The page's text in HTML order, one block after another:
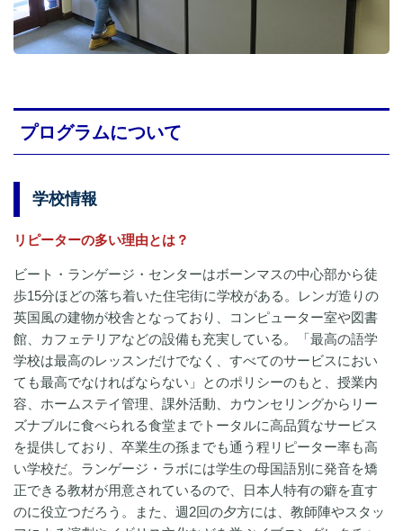
プログラムについて
学校情報
リピーターの多い理由とは？
ビート・ランゲージ・センターはボーンマスの中心部から徒
歩15分ほどの落ち着いた住宅街に学校がある。レンガ造りの
英国風の建物が校舎となっており、コンピューター室や図書
館、カフェテリアなどの設備も充実している。「最高の語学
学校は最高のレッスンだけでなく、すべてのサービスにおい
ても最高でなければならない」とのポリシーのもと、授業内
容、ホームステイ管理、課外活動、カウンセリングからリー
ズナブルに食べられる食堂までトータルに高品質なサービス
を提供しており、卒業生の孫までも通う程リピーター率も高
い学校だ。ランゲージ・ラボには学生の母国語別に発音を矯
正できる教材が用意されているので、日本人特有の癖を直す
のに役立つだろう。また、週2回の夕方には、教師陣やスタッ